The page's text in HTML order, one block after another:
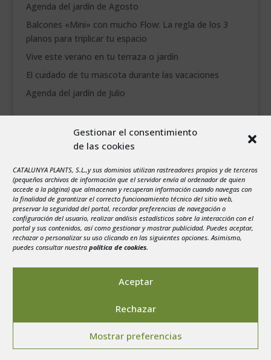
Gestionar el consentimiento
de las cookies
CATALUNYA PLANTS, S.L.,y sus dominios utilizan rastreadores propios y de terceros
(pequeños archivos de información que el servidor envía al ordenador de quien
accede a la página) que almacenan y recuperan información cuando navegas con
la finalidad de garantizar el correcto funcionamiento técnico del sitio web,
preservar la seguridad del portal, recordar preferencias de navegación o
configuración del usuario, realizar análisis estadísticos sobre la interacción con el
portal y sus contenidos, así como gestionar y mostrar publicidad. Puedes aceptar,
rechazar o personalizar su uso clicando en las siguientes opciones. Asimismo,
puedes consultar nuestra política de cookies.
Aceptar
Rechazar
Mostrar preferencias
Agenda del jardín de Agosto
Balcones «Mini» con mucho Flow: La regla de los 3
planos para triplicar tu espacio
Vive este verano en tu terraza o jardín
El cuidado de tu mascota durante las vacaciones
Agenda del jardín de Julio
X J V S
3
4 5 6 7 8
9
10
11 12 13 14 15
16
17
18 19 20 21 22
23
24
25 26 27 28 29
30
31
Política de privacidad
Cookies